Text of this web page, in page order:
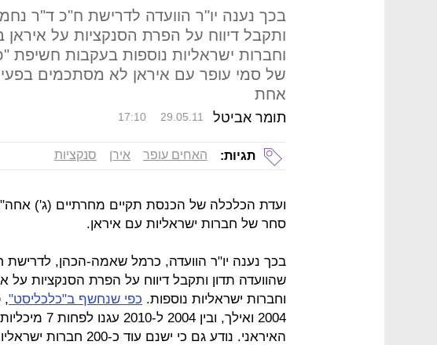
בכך נענה יו"ר הוועדה לדרישת ח"כ ד"ר
ותקבל דיווח על הפרת הסנקציות על איראן
וחברות ישראליות נוספות בעקבות חשיפת
של סמי עופר עם איראן לא מסתכמים
אחת
תומר אביטל 17:10 29.05.11
תגיות: האחים עופר אירן סנקציות
ועדת הכלכלה של הכנסת תקיים מחרתיים (ג')
סחר של חברות ישראליות עם איראן.
בכך נענה יו"ר הוועדה, כרמל שאמה-הכהן, לדרישת
שהוועדה תדון ותקבל דיווח על הפרת הסנקציות על
וחברות ישראליות נוספות. כפי שנחשף ב"כלכליסט",
2004 ואילך,
האיראני. נודע גם כי ישנם